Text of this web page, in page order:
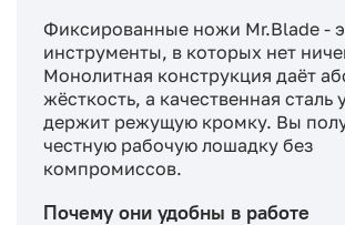
Фиксированные ножи Mr.Blade -
инструменты, в которых нет
Монолитная конструкция даёт
жёсткость, а качественная сталь
держит режущую кромку. Вы
честную рабочую лошадку без
компромиссов.
Почему они удобны в работе